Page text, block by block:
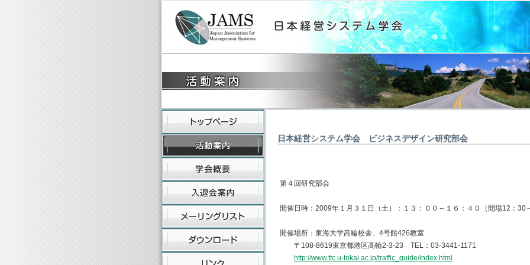
日本経営システム学会 ビジネスデザイン研究部会
第４回研究部会
開催日時：2009年１月３１日（土）：１３：００～１６：４０（開場12：30
開催場所：東海大学高輪校舎、4号館426教室
〒108-8619東京都港区高輪2-3-23 TEL：03-3441-1171
http://www.ttc.u-tokai.ac.jp/traffic_guide/index.html